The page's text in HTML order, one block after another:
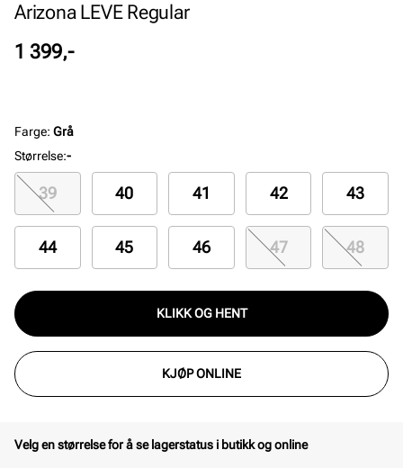
Arizona LEVE Regular
Pris
1 399,-
Farge: Grå
Størrelse:-
39 40 41 42 43
44 45 46 47 48
KLIKK OG HENT
KJØP ONLINE
Velg en størrelse for å se lagerstatus i butikk og online